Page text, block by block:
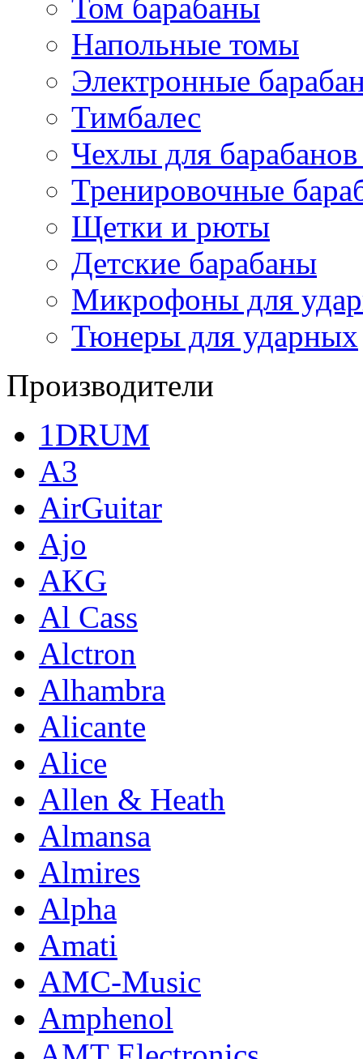
Том барабаны
Напольные томы
Электронные
Тимбалес
Чехлы для
Тренировочные
Щетки и рюты
Детские барабаны
Микрофоны для
Тюнеры для ударных
Производители
1DRUM
A3
AirGuitar
Ajo
AKG
Al Cass
Alctron
Alhambra
Alicante
Alice
Allen & Heath
Almansa
Almires
Alpha
Amati
AMC-Music
Amphenol